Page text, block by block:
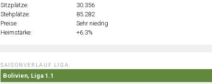
Sitzplätze:
30.356
Stehplätze:
85.282
Preise:
Sehr niedrig
Heimstärke:
+6.3%
SAISONVERLAUF LIGA:
Bolivien, Liga 1.1